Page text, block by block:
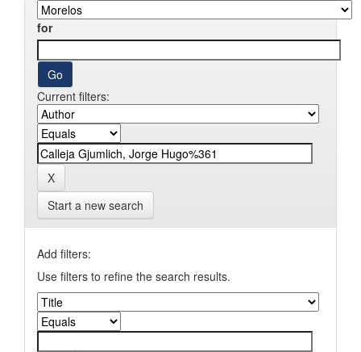
for
Current filters:
Start a new search
Add filters:
Use filters to refine the search results.